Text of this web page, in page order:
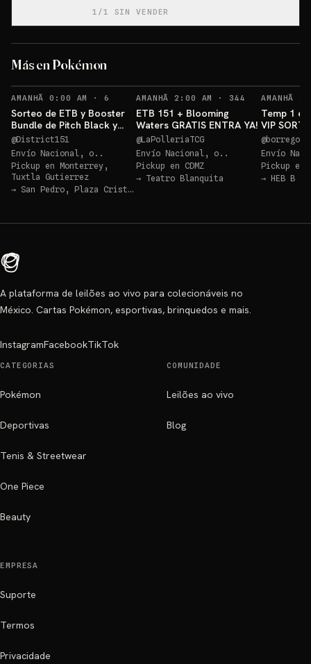
1/1 SIN VENDER
Más en Pokémon
AMANHÃ 0:00 AM · 6 RECORDATORIOS
Sorteo de ETB y Booster
Bundle de Pitch Black y
Ascended Héroes!!
@District151
Envío Nacional, o..
Pickup en Monterrey,
Tuxtla Gutierrez
→ San Pedro, Plaza Cristal
AMANHÃ 2:00 AM · 344
ETB 151 + Blooming
Waters GRATIS ENTRA YA!
@LaPolleriaTCG
Envío Nacional, o..
Pickup en CDMZ
→ Teatro Blanquita
AMANHÃ
Temp 1 ep
VIP
DESTINED
@
Envío
Pickup en
→ HEB B
A plataforma de leilões ao vivo para colecionáveis no
México. Cartas Pokémon, esportivas, brinquedos e mais.
InstagramFacebookTikTok
CATEGORIAS
Pokémon
Deportivas
Tenis & Streetwear
One Piece
Beauty
COMUNIDADE
Leilões ao vivo
Blog
EMPRESA
Suporte
Termos
Privacidade